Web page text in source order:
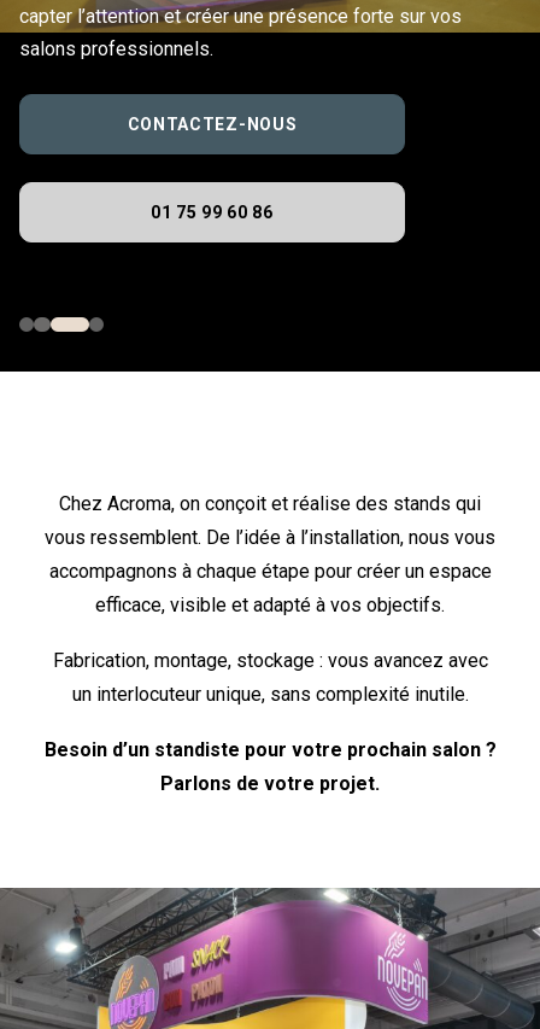
capter l’attention et créer une présence forte sur vos
salons professionnels.
CONTACTEZ-NOUS
01 75 99 60 86
Chez Acroma, on conçoit et réalise des stands qui
vous ressemblent. De l’idée à l’installation, nous vous
accompagnons à chaque étape pour créer un espace
efficace, visible et adapté à vos objectifs.
Fabrication, montage, stockage : vous avancez avec
un interlocuteur unique, sans complexité inutile.
Besoin d’un standiste pour votre prochain salon ?
Parlons de votre projet.